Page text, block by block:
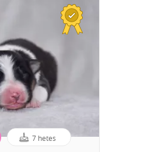
7 hetes